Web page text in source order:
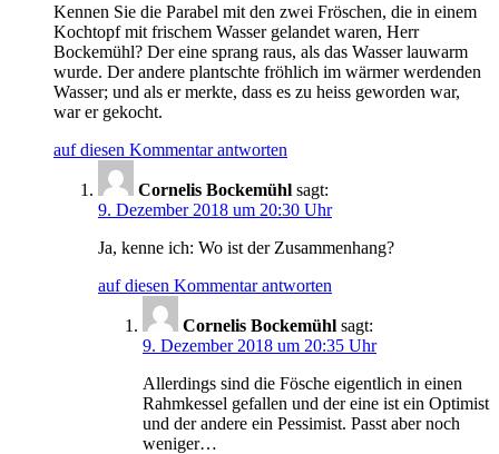
Kennen Sie die Parabel mit den zwei Fröschen, die in einem
Kochtopf mit frischem Wasser gelandet waren, Herr
Bockemühl? Der eine sprang raus, als das Wasser lauwarm
wurde. Der andere plantschte fröhlich im wärmer werdenden
Wasser; und als er merkte, dass es zu heiss geworden war,
war er gekocht.
auf diesen Kommentar antworten
Cornelis Bockemühl sagt:
9. Dezember 2018 um 20:30 Uhr
Ja, kenne ich: Wo ist der Zusammenhang?
auf diesen Kommentar antworten
Cornelis Bockemühl sagt:
9. Dezember 2018 um 20:35 Uhr
Allerdings sind die Fösche eigentlich in einen
Rahmkessel gefallen und der eine ist ein Optimist
und der andere ein Pessimist. Passt aber noch
weniger…